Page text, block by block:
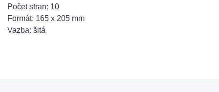
Počet stran: 10
Formát: 165 x 205 mm
Vazba: šitá